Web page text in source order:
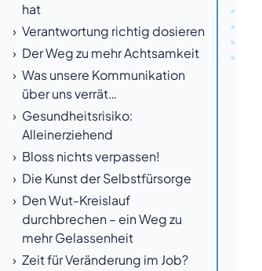
hat
Verantwortung richtig dosieren
Der Weg zu mehr Achtsamkeit
Was unsere Kommunikation
über uns verrät…
Gesundheitsrisiko:
Alleinerziehend
Bloss nichts verpassen!
Die Kunst der Selbstfürsorge
Den Wut-Kreislauf
durchbrechen – ein Weg zu
mehr Gelassenheit
Zeit für Veränderung im Job?